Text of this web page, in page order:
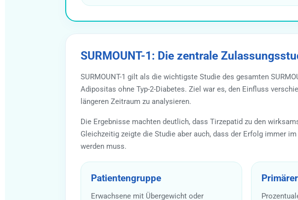
SURMOUNT-1: Die zentrale
SURMOUNT-1 gilt als die wichtigste Studie des gesamten
Adipositas ohne Typ-2-Diabetes. Ziel war es, den Einfluss
längeren Zeitraum zu analysieren.
Die Ergebnisse machten deutlich, dass Tirzepatid zu den
Gleichzeitig zeigte die Studie aber auch, dass der Erfolg immer
werden muss.
Patientengruppe
Erwachsene mit Übergewicht oder